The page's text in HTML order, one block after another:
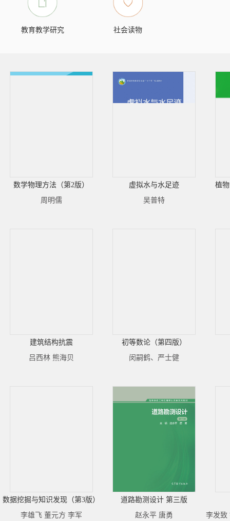
教育教学研究 社会读物
数学物理方法（第2版）
周明儒
虚拟水与水足迹
吴普特
植
建筑结构抗震
吕西林 熊海贝
初等数论（第四版）
闵嗣鹤、严士健
数据挖掘与知识发现（第3版）
李雄飞 董元方 李军
道路勘测设计 第三版
赵永平 唐勇
李发致